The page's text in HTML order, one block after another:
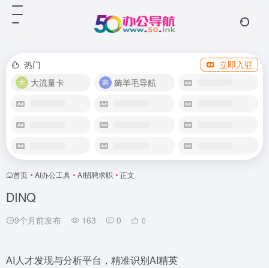
热门
立即入驻
大流量卡
薅羊毛导航
首页 • AI办公工具 • AI招聘求职 • 正文
DINQ
9个月前发布 163 0 0
AI人才发现与分析平台，精准识别AI精英